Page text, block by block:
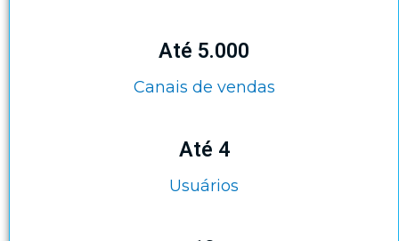
Até 5.000
Canais de vendas
Até 4
Usuários